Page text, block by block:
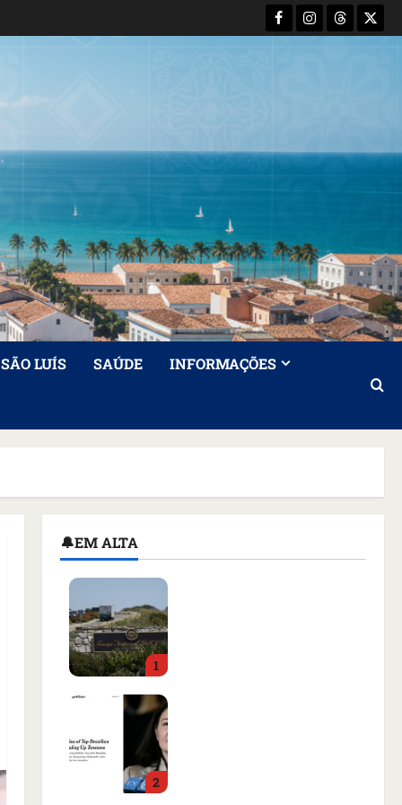
Facebook
Instagram
Threads
X-
SÃO LUÍS SAÚDE INFORMAÇÕES
🔔EM ALTA
1
2